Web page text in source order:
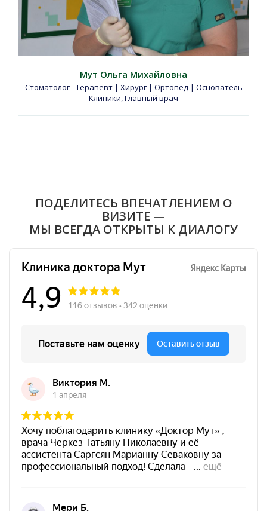
Мут Ольга Михайловна
Стоматолог - Терапевт | Хирург | Ортопед | Основатель
Клиники, Главный врач
ПОДЕЛИТЕСЬ ВПЕЧАТЛЕНИЕМ О
ВИЗИТЕ —
МЫ ВСЕГДА ОТКРЫТЫ К ДИАЛОГУ